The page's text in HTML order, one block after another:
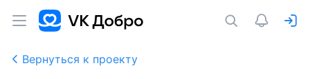
Вернуться к проекту